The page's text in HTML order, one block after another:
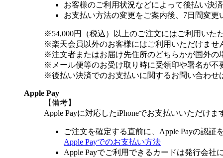
お客様のご利用状況などによって後払い決
お支払い方法の変更をご案内後、7日間変
※54,000円（税込）以上のご注文にはご利用いた
※楽天会員以外のお客様にはご利用いただけませ
※注文者またはお届け先住所のどちらかが国外の
※メール便等のお受け取り時に受領印や署名が不
※後払い決済でのお支払いに関するお問い合わせ
Apple Pay
【備考】
Apple Payに対応したiPhoneでお支払いいただけま
ご注文を確定する直前に、Apple Payの認証
Apple Payでのお支払い方法
Apple Payでご利用できるカードは発行会社